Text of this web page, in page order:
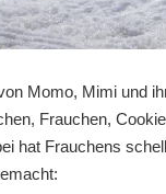
Momo, Mimi und
Frauchen,
hat Frauchens